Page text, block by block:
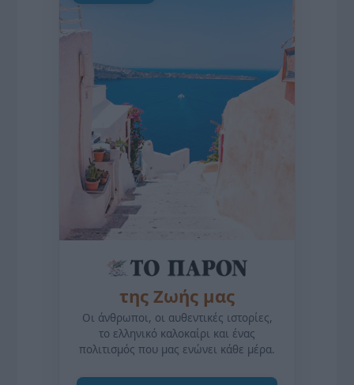
της Ζωής μας
Οι άνθρωποι, οι αυθεντικές ιστορίες,
το ελληνικό καλοκαίρι και ένας
πολιτισμός που μας ενώνει κάθε μέρα.